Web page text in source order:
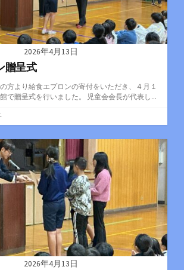
2026年4月13日
贈呈式
方より給食エプロンの寄付をいただき、４月１
で贈呈式を行いました。 児童会会長が代表し...
2026年4月13日